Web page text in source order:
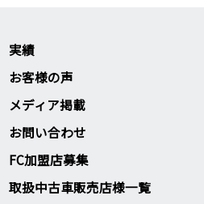
実績
お客様の声
メディア掲載
お問い合わせ
FC加盟店募集
取扱中古車販売店様一覧